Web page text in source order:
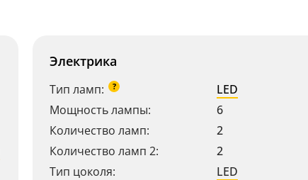
Электрика
Тип ламп: ?
LED
Мощность лампы:
6
Количество ламп:
2
Количество ламп 2:
2
Тип цоколя:
LED